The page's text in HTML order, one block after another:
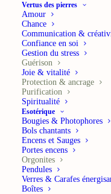
Vertus des pierres
Amour
Chance
Communication &
Confiance en soi
Gestion du stress
Guérison
Joie & vitalité
Protection & ancrage
Purification
Spiritualité
Esotérique
Bougies & Photophores
Bols chantants
Encens et Sauges
Portes encens
Orgonites
Pendules
Verres & Carafes
Boîtes
Esotérique
Orgonite
fleur de vie
RITUEL ONDES ET
29,90 € TTC